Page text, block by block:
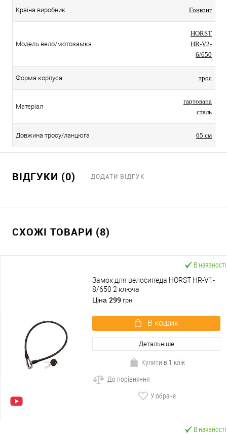
Країна виробник Гонконг
Модель вело/мотозамка
HORST
HR-V2-
6/650
Форма корпуса трос
Матеріал
гартована
сталь
Довжина тросу/ланцюга 65 см
ВІДГУКИ (0) ДОДАТИ ВІДГУК
СХОЖІ ТОВАРИ (8)
В наявності
Замок для велосипеда HORST HR-V1-
8/650 2 ключа
Ціна 299 грн.
В кошик
Детальніше
Купити в 1 клік
До порівняння
У обране
В наявності